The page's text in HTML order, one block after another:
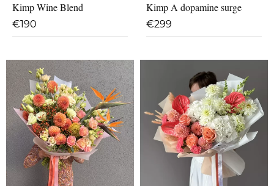
Kimp Wine Blend
€190
Kimp A dopamine surge
€299